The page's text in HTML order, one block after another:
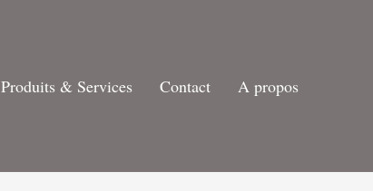
Produits & Services Contact A propos